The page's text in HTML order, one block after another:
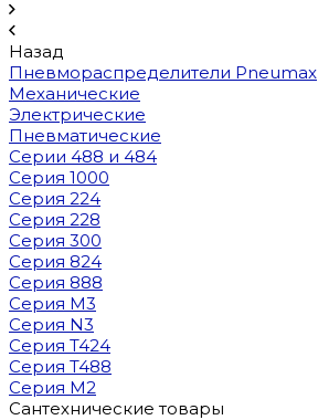
Назад
Пневмораспределители Pneumax
Механические
Электрические
Пневматические
Серии 488 и 484
Серия 1000
Серия 224
Серия 228
Серия 300
Серия 824
Серия 888
Серия M3
Серия N3
Серия T424
Серия T488
Серия М2
Сантехнические товары